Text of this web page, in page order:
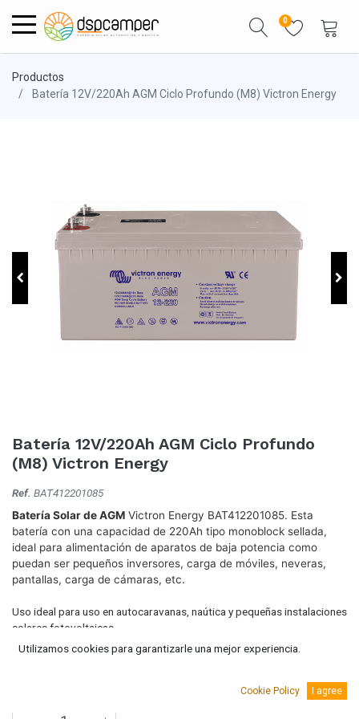
0
Productos
Batería 12V/220Ah AGM Ciclo Profundo (M8) Victron Energy
Batería 12V/220Ah AGM Ciclo Profundo
(M8) Victron Energy
Ref. BAT412201085
Batería Solar de AGM Victron Energy BAT412201085. Esta
batería con una capacidad de 220Ah tipo monoblock sellada,
ideal para alimentación de aparatos de baja potencia como
puedan ser pequeños inversores, carga de móviles, neveras,
pantallas, carga de cámaras, etc.
Uso ideal para uso en autocaravanas, naútica y pequeñas instalaciones
solares fotovoltaicas.
563,62€
Utilizamos cookies para garantizarle una mejor experiencia.
Cookie Policy I agree